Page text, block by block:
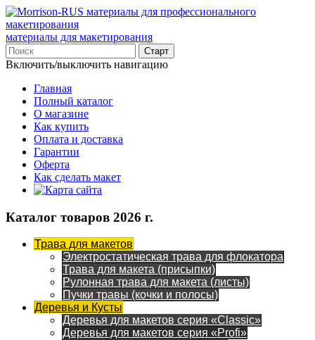
материалы для макетирования
Включить/выключить навигацию
Главная
Полный каталог
О магазине
Как купить
Оплата и доставка
Гарантии
Оферта
Как сделать макет
Каталог товаров 2026 г.
Трава для макетов
Электростатическая трава для флокатора
Трава для макета (присыпки)
Рулонная трава для макета (листы)
Пучки травы (кочки и полосы)
Деревья и Кусты
Деревья для макетов серия «Classic»
Деревья для макетов серия «Profi»